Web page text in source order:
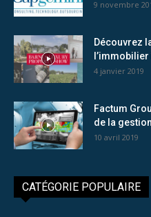
9 novembre
Découvrez
4 janvier 2019
Factum
de la
10 avril 2019
CATÉGORIE POPULAIRE